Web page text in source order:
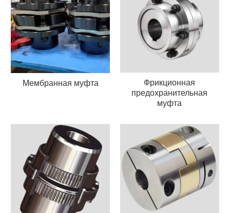
Мембранная муфта
Фрикционная
предохранительная
муфта